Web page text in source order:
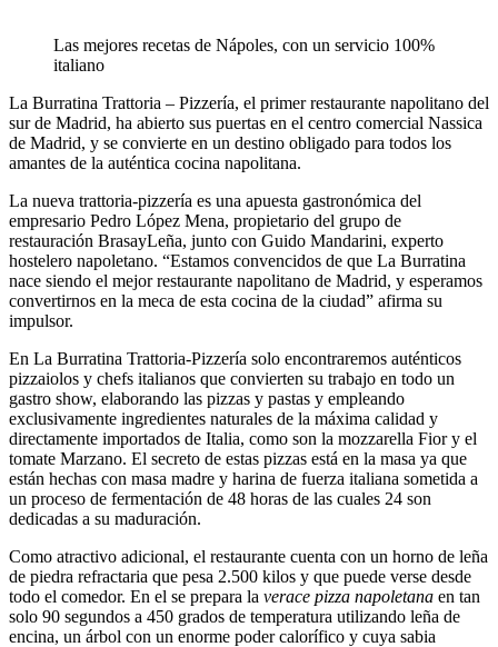
Las mejores recetas de Nápoles, con un servicio 100%
italiano
La Burratina Trattoria – Pizzería, el primer restaurante napolitano del
sur de Madrid, ha abierto sus puertas en el centro comercial Nassica
de Madrid, y se convierte en un destino obligado para todos los
amantes de la auténtica cocina napolitana.
La nueva trattoria-pizzería es una apuesta gastronómica del
empresario Pedro López Mena, propietario del grupo de
restauración BrasayLeña, junto con Guido Mandarini, experto
hostelero napoletano. “Estamos convencidos de que La Burratina
nace siendo el mejor restaurante napolitano de Madrid, y esperamos
convertirnos en la meca de esta cocina de la ciudad” afirma su
impulsor.
En La Burratina Trattoria-Pizzería solo encontraremos auténticos
pizzaiolos y chefs italianos que convierten su trabajo en todo un
gastro show, elaborando las pizzas y pastas y empleando
exclusivamente ingredientes naturales de la máxima calidad y
directamente importados de Italia, como son la mozzarella Fior y el
tomate Marzano. El secreto de estas pizzas está en la masa ya que
están hechas con masa madre y harina de fuerza italiana sometida a
un proceso de fermentación de 48 horas de las cuales 24 son
dedicadas a su maduración.
Como atractivo adicional, el restaurante cuenta con un horno de leña
de piedra refractaria que pesa 2.500 kilos y que puede verse desde
todo el comedor. En el se prepara la verace pizza napoletana en tan
solo 90 segundos a 450 grados de temperatura utilizando leña de
encina, un árbol con un enorme poder calorífico y cuya sabia